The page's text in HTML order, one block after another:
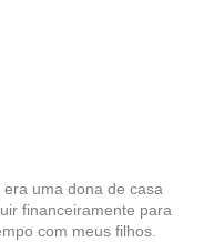
uma dona de casa
financeiramente para
com meus filhos.